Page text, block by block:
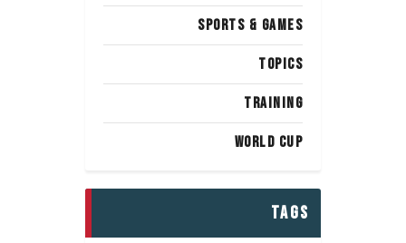
SPORTS & GAMES
TOPICS
TRAINING
WORLD CUP
tags